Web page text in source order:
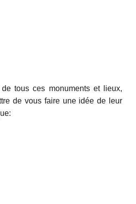
tous ces monuments et lieux,
de vous faire une idée de leur